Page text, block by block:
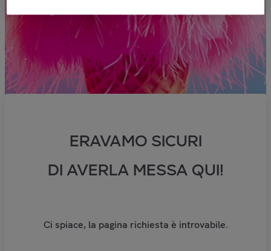
ERAVAMO SICURI
DI AVERLA MESSA QUI!
Ci spiace, la pagina richiesta è introvabile.